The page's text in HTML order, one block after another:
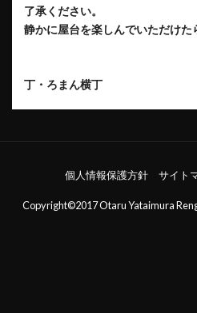
了承ください。
静かに屋台を楽しんでいただけた
おたる屋台
丁・ろまん横丁
個人情報保護方針 サイト
Copyright©2017 Otaru Yataimura